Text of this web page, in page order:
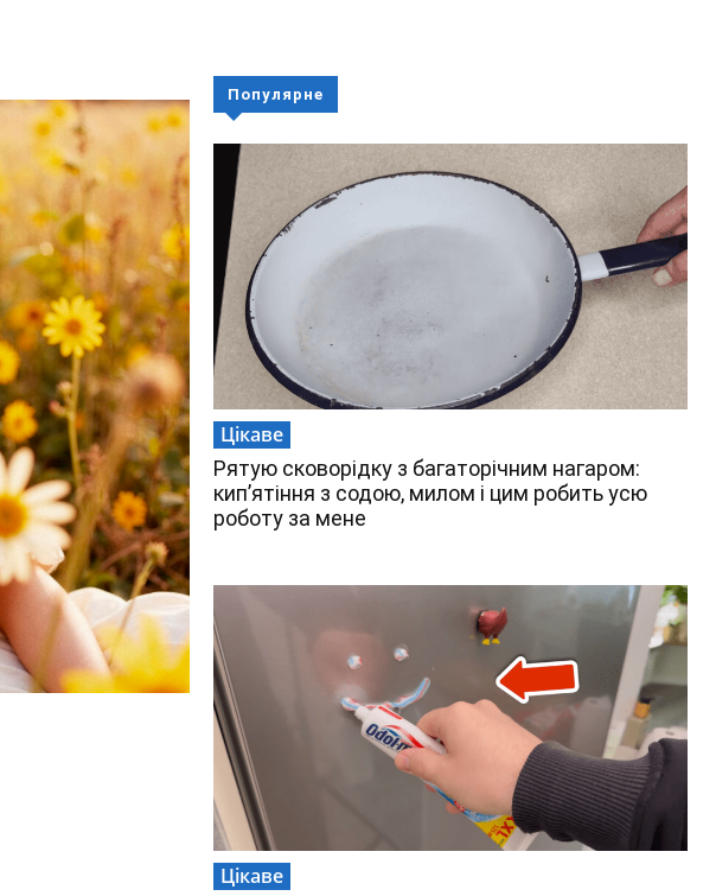
Популярне
Цікаве
Рятую сковорідку з багаторічним нагаром:
кип’ятіння з содою, милом і цим робить усю
роботу за мене
Цікаве